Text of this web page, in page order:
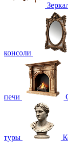
консоли
печи
туры